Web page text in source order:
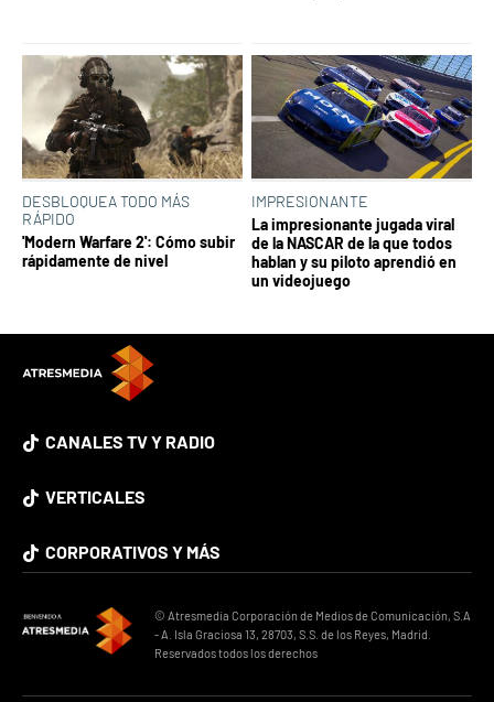
DESBLOQUEA TODO MÁS
RÁPIDO
'Modern Warfare 2': Cómo subir
rápidamente de nivel
IMPRESIONANTE
La impresionante jugada viral
de la NASCAR de la que todos
hablan y su piloto aprendió en
un videojuego
CANALES TV Y RADIO
VERTICALES
CORPORATIVOS Y MÁS
© Atresmedia Corporación de Medios de Comunicación, S.A
- A. Isla Graciosa 13, 28703, S.S. de los Reyes, Madrid.
Reservados todos los derechos